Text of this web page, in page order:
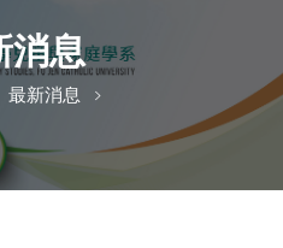
消息
最新消息